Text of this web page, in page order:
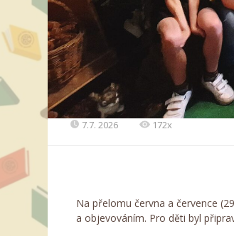
7.7. 2026 172x
Na přelomu června a července
a objevováním. Pro děti byl